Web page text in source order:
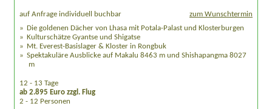
auf Anfrage individuell buchbar
zum Wunschtermin
Die goldenen Dächer von Lhasa mit Potala-Palast und Klosterburgen
Kulturschätze Gyantse und Shigatse
Mt. Everest-Basislager & Kloster in Rongbuk
Spektakuläre Ausblicke auf Makalu 8463 m und Shishapangma 8027
m
12 - 13 Tage
ab 2.895 Euro zzgl. Flug
2 - 12 Personen